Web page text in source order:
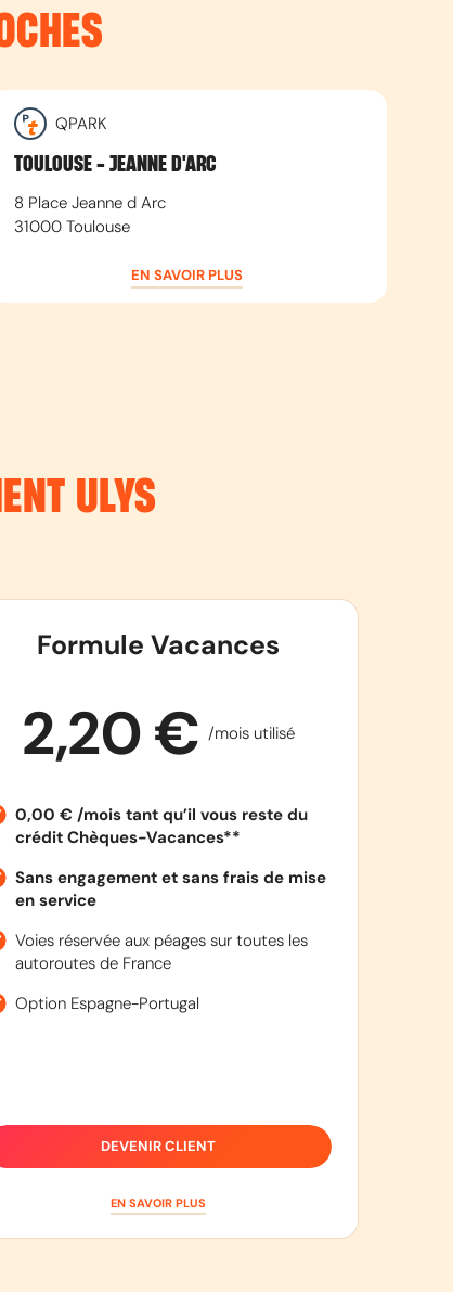
QPARK
TOULOUSE - JEANNE D'ARC
8 Place Jeanne d Arc
31000 Toulouse
EN SAVOIR PLUS
ULYS
Formule Vacances
2,20 € /mois utilisé
0,00 € /mois tant qu’il vous reste du
crédit Chèques-Vacances**
Sans engagement et sans frais de mise
en service
Voies réservée aux péages sur toutes les
autoroutes de France
Option Espagne-Portugal
DEVENIR CLIENT
EN SAVOIR PLUS